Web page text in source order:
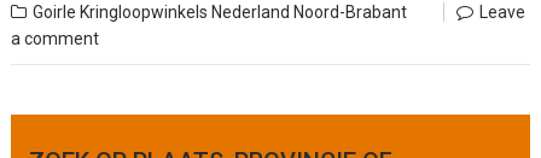
Goirle Kringloopwinkels Nederland Noord-Brabant
Leave
a comment